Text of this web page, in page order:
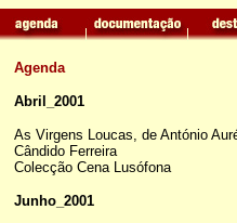
Agenda
Abril_2001
As Virgens Loucas, de António
Cândido Ferreira
Colecção Cena Lusófona
Junho_2001